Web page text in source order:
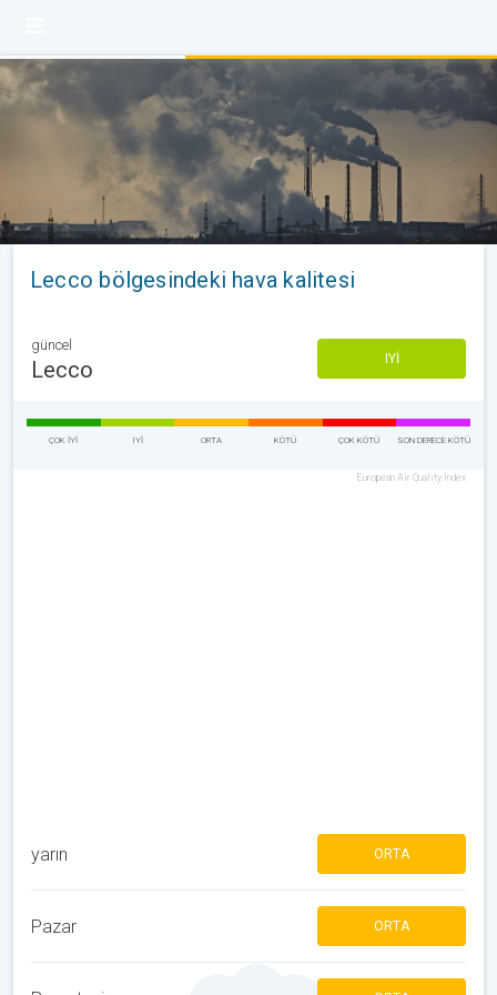
Lecco bölgesindeki hava kalitesi
güncel
Lecco IYI
ÇOK IYI IYI ORTA KÖTÜ ÇOK KÖTÜ SON DERECE KÖTÜ
European Air Quality Index
yarın ORTA
Pazar ORTA